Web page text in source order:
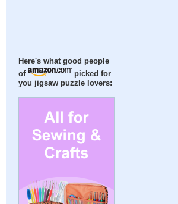
Here's what good people
of
picked for
you jigsaw puzzle lovers: